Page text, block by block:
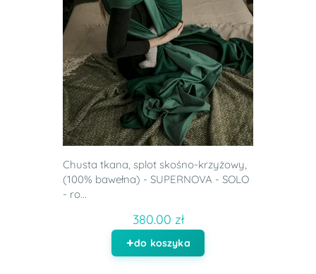
Chusta tkana, splot skośno-krzyżowy,
(100% bawełna) - SUPERNOVA - SOLO
- ro...
380.00 zł
do koszyka